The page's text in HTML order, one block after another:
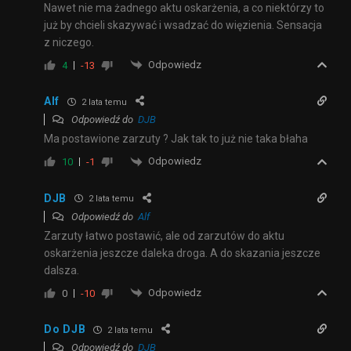
Nawet nie ma żadnego aktu oskarżenia, a co niektórzy to
już by chcieli skazywać i wsadzać do więzienia. Sensacja
z niczego.
4 -13 Odpowiedz
Alf 2 lata temu
Odpowiedź do DJB
Ma postawione zarzuty ? Jak tak to już nie taka błaha
10 -1 Odpowiedz
DJB 2 lata temu
Odpowiedź do Alf
Zarzuty łatwo postawić, ale od zarzutów do aktu
oskarżenia jeszcze daleka droga. A do skazania jeszcze
dalsza.
0 -10 Odpowiedz
Do DJB 2 lata temu
Odpowiedź do DJB